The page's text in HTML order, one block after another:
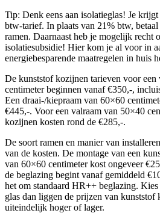
Tip: Denk eens aan isolatieglas! Je
btw-tarief. In plaats van 21% btw,
ramen. Daarnaast heb je mogelijk recht
isolatiesubsidie! Hier kom je al voor in
energiebesparende maatregelen in huis
De kunststof kozijnen tarieven voor een
centimeter beginnen vanaf €350,-,
Een draai-/kiepraam van 60×60
€445,-. Voor een valraam van 50×40
kozijnen kosten rond de €285,-.
De soort ramen en manier van
van de kosten. De montage van een
van 60×60 centimeter kost ongeveer
de beglazing begint vanaf gemiddeld
het om standaard HR++ beglazing.
glas dan liggen de prijzen van kunststof
uiteindelijk hoger of lager.